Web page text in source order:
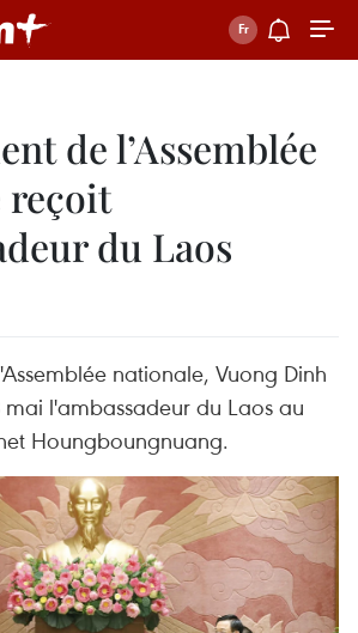
de l’Assemblée
reçoit
du Laos
nationale, Vuong Dinh
mai l'ambassadeur du Laos au
Houngboungnuang.